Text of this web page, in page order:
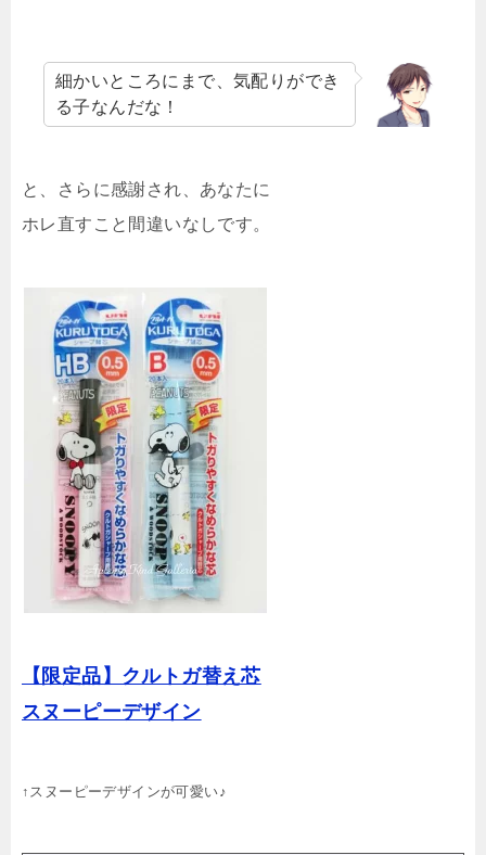
細かいところにまで、気配りができ
る子なんだな！
と、さらに感謝され、あなたに
ホレ直すこと間違いなしです。
【限定品】クルトガ替え芯
スヌーピーデザイン
↑スヌーピーデザインが可愛い♪